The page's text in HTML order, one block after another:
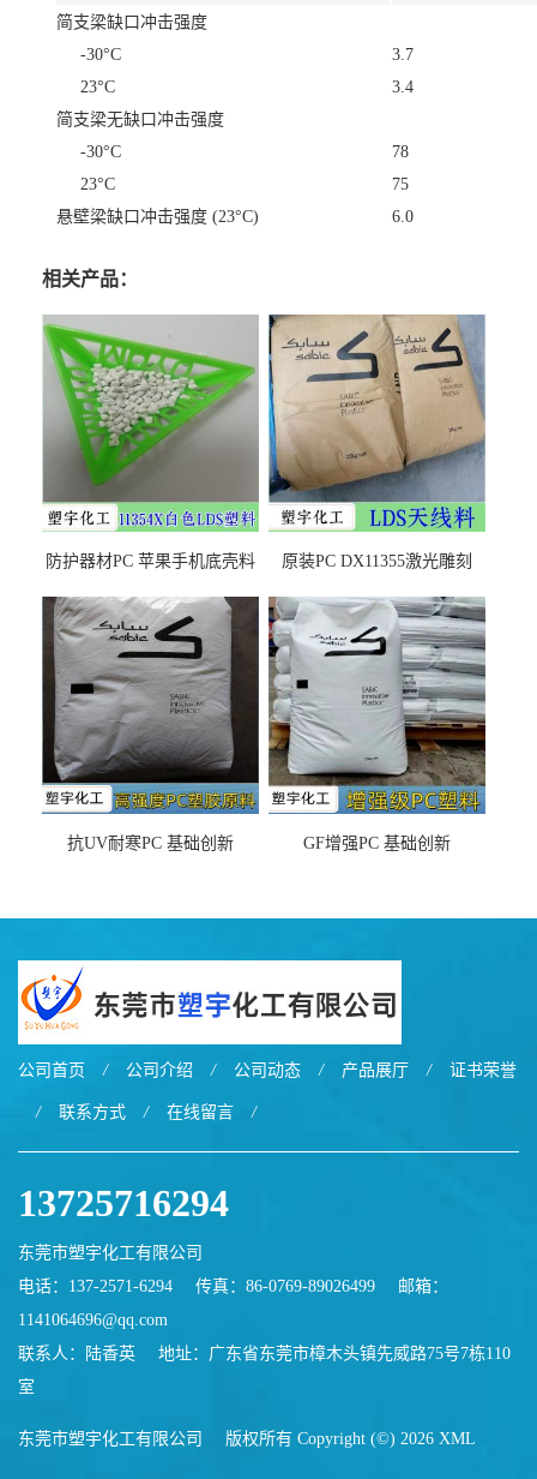
简支梁缺口冲击强度
-30°C
3.7
23°C
3.4
简支梁无缺口冲击强度
-30°C
78
23°C
75
悬壁梁缺口冲击强度 (23°C) 6.0
相关产品：
防护器材PC 苹果手机底壳料
之忧
原装PC DX11355激光雕刻
抗UV耐寒PC 基础创新
GF增强PC 基础创新
公司首页 / 公司介绍 / 公司动态 / 产品展厅 / 证书荣誉
/ 联系方式 / 在线留言 /
13725716294
东莞市塑宇化工有限公司
电话：137-2571-6294
传真：86-0769-89026499
邮箱：
1141064696@qq.com
联系人：陆香英
地址：广东省东莞市樟木头镇先威路75号7栋110
室
东莞市塑宇化工有限公司 版权所有 Copyright (©) 2026 XML